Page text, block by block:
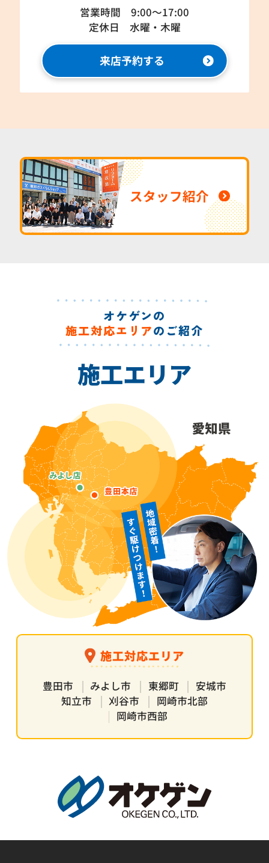
営業時間 9:00～17:00
定休日 水曜・木曜
来店予約する
スタッフ紹介
オケゲンの
施工対応エリアのご紹介
施工エリア
施工対応エリア
豊田市 みよし市 東郷町
安城市
知立市
刈谷市
岡崎市北部
岡崎市西部